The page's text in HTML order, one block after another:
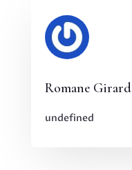
Romane Girard
undefined